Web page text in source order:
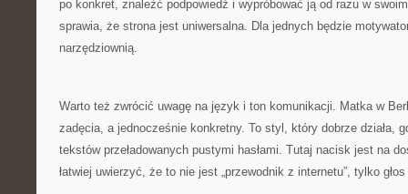
po konkret, znaleźć podpowiedź i wypróbować ją od razu w
sprawia, że strona jest uniwersalna. Dla jednych będzie
narzędziownią.
Warto też zwrócić uwagę na język i ton komunikacji. Matka w
zadęcia, a jednocześnie konkretny. To styl, który dobrze działa,
tekstów przeładowanych pustymi hasłami. Tutaj nacisk jest na
łatwiej uwierzyć, że to nie jest „przewodnik z internetu”, tylko